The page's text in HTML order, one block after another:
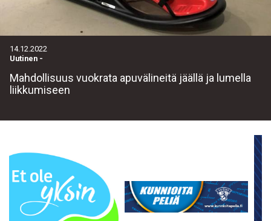
14.12.2022
Uutinen -
Mahdollisuus vuokrata apuvälineitä jäällä ja lumella
liikkumiseen